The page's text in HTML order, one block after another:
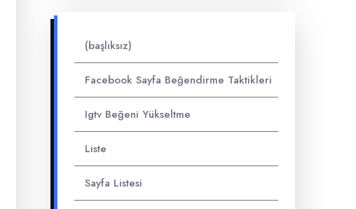
(başlıksız)
Facebook Sayfa Beğendirme Taktikleri
Igtv Beğeni Yükseltme
Liste
Sayfa Listesi